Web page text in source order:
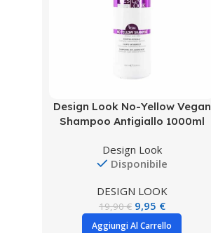
Design Look No-Yellow Vegan
Shampoo Antigiallo 1000ml
Design Look
Disponibile
DESIGN LOOK
19,90€ 9,95 €
Aggiungi Al Carrello